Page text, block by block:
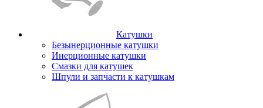
Катушки
Безынерционные катушки
Инерционные катушки
Смазки для катушек
Шпули и запчасти к катушкам